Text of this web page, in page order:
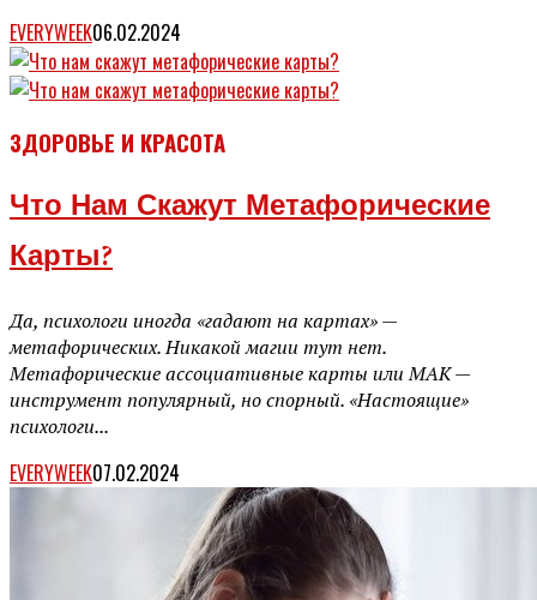
EVERYWEEK06.02.2024
ЗДОРОВЬЕ И КРАСОТА
Что Нам Скажут Метафорические
Карты?
Да, психологи иногда «гадают на картах» —
метафорических. Никакой магии тут нет.
Метафорические ассоциативные карты или МАК —
инструмент популярный, но спорный. «Настоящие»
психологи...
EVERYWEEK07.02.2024